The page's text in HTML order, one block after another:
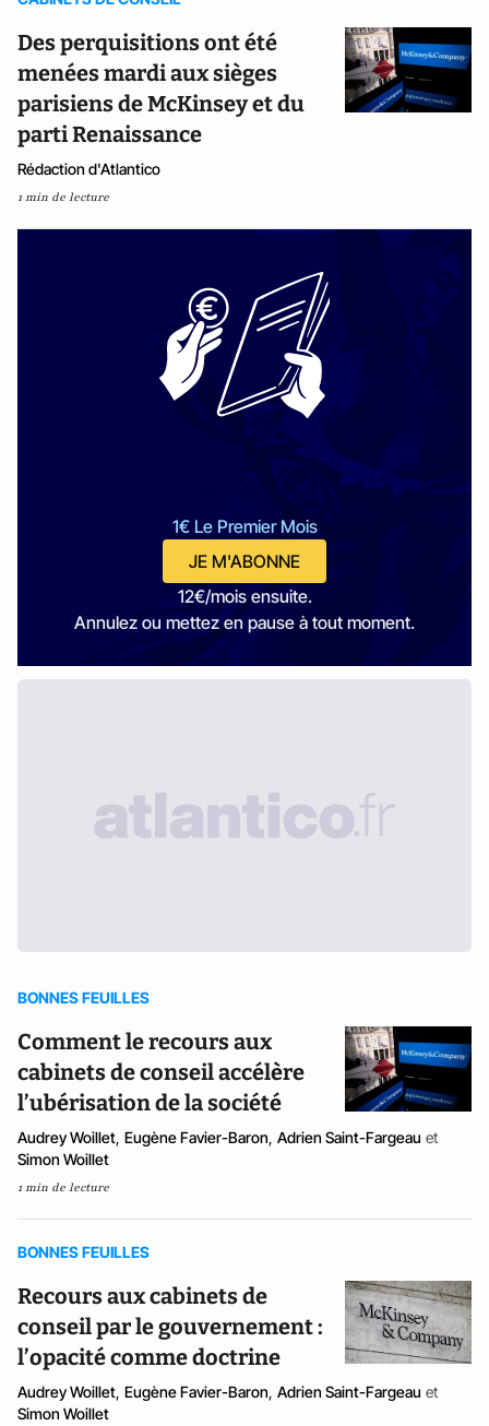
Des perquisitions ont été
menées mardi aux sièges
parisiens de McKinsey et du
parti Renaissance
Rédaction d'Atlantico
1 min de lecture
1€ Le Premier Mois
JE M'ABONNE
12€/mois ensuite.
Annulez ou mettez en pause à tout moment.
BONNES FEUILLES
Comment le recours aux
cabinets de conseil accélère
l’ubérisation de la société
Audrey Woillet, Eugène Favier-Baron, Adrien Saint-Fargeau et
Simon Woillet
1 min de lecture
BONNES FEUILLES
Recours aux cabinets de
conseil par le gouvernement :
l’opacité comme doctrine
Audrey Woillet, Eugène Favier-Baron, Adrien Saint-Fargeau et
Simon Woillet